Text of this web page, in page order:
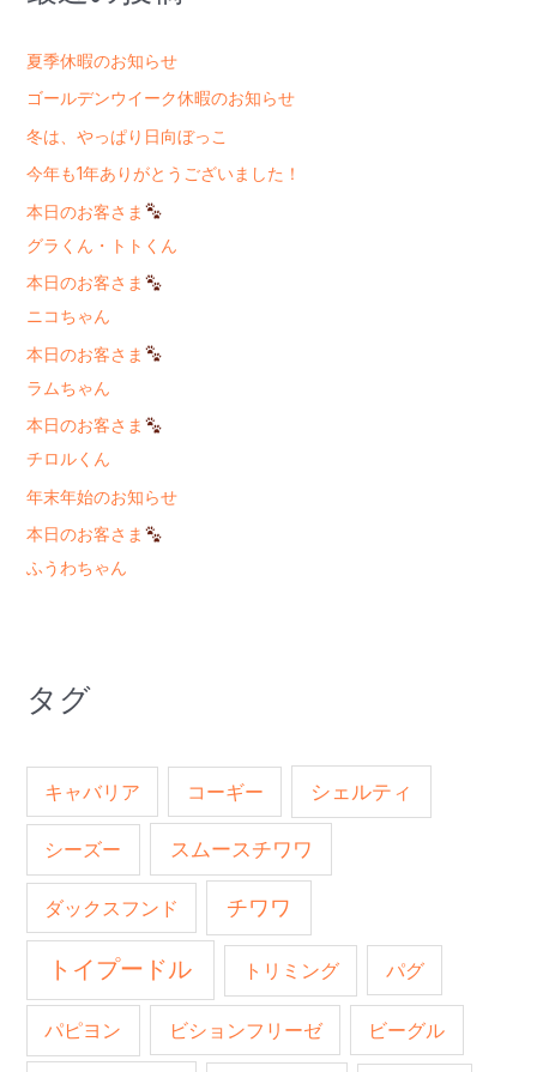
夏季休暇のお知らせ
ゴールデンウイーク休暇のお知らせ
冬は、やっぱり日向ぼっこ
今年も1年ありがとうございました！
本日のお客さま
グラくん・トトくん
本日のお客さま
ニコちゃん
本日のお客さま
ラムちゃん
本日のお客さま
チロルくん
年末年始のお知らせ
本日のお客さま
ふうわちゃん
タグ
キャバリア コーギー シェルティ
シーズー スムースチワワ
ダックスフンド チワワ
トイプードル トリミング パグ
パピヨン ビションフリーゼ ビーグル